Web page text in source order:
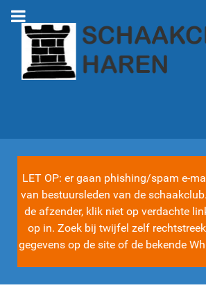
LET OP: er gaan phishing/spam e-
van bestuursleden van de
de afzender, klik niet op verdachte
op in. Zoek bij twijfel zelf
gegevens op de site of de bekende